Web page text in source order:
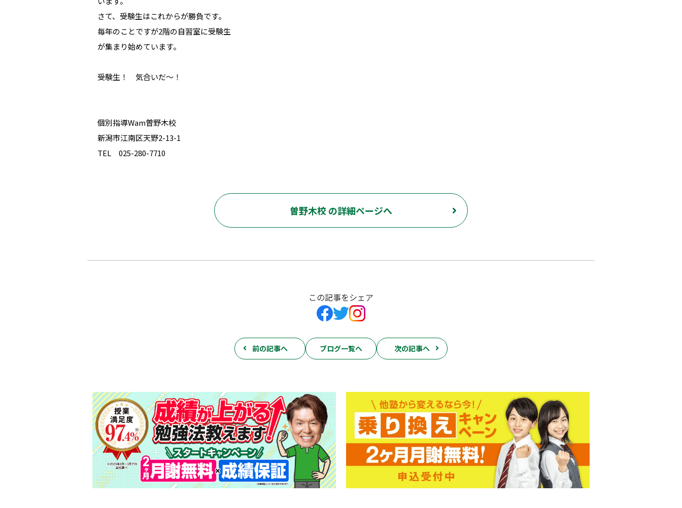
さて、受験生はこれからが勝負です。
毎年のことですが2階の自習室に受験生
が集まり始めています。
受験生！ 気合いだ～！
個別指導Wam曽野木校
新潟市江南区天野2-13-1
TEL 025-280-7710
曽野木校 の詳細ページへ
この記事をシェア
前の記事へ ブログ一覧へ 次の記事へ